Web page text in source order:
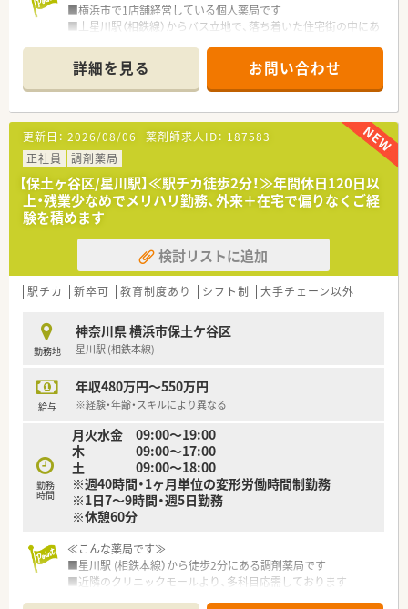
■横浜市で1店舗経営している個人薬局です
■上星川駅（相鉄線）からバス立地で、落ち着いた住宅街の中にあ
■お隣の内科系クリニックより、内科・小児科・循環器科を中心に
応需
■近隣に急性期病院がある為、そちらから一部来る場合もありま
す
■地元のかかりつけ薬剤師として、患者様との関係を大事にして
います
■清潔で整理整頓された調剤室
■ご年齢はスキルに応じて、幅広くご検討可能です
■午後帯ご勤務可能な方歓迎です
詳細を見る お問い合わせ
更新日： 2026/08/06 薬剤師求人ID： 187583
正社員
調剤薬局
【保土ヶ谷区/星川駅】≪駅チカ徒歩2分！≫年間休日120日以
上・残業少なめでメリハリ勤務、外来＋在宅で偏りなくご経
験を積めます
検討リストに追加
駅チカ 新卒可 教育制度あり シフト制 大手チェーン以外
勤務地
神奈川県 横浜市保土ケ谷区
星川駅 (相鉄本線)
給与
年収480万円～550万円
※経験・年齢・スキルにより異なる
勤務
時間
月火水金 09:00～19:00
木 09:00～17:00
土 09:00～18:00
※週40時間・1ヶ月単位の変形労働時間制勤務
※1日7～9時間・週5日勤務
※休憩60分
≪こんな薬局です≫
■星川駅 (相鉄本線）から徒歩2分にある調剤薬局です
■近隣のクリニックモールより、多科目応需しております